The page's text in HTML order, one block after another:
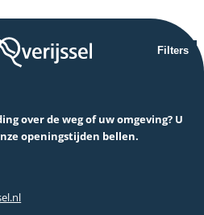
Filters
over de weg of uw omgeving? U
openingstijden bellen.